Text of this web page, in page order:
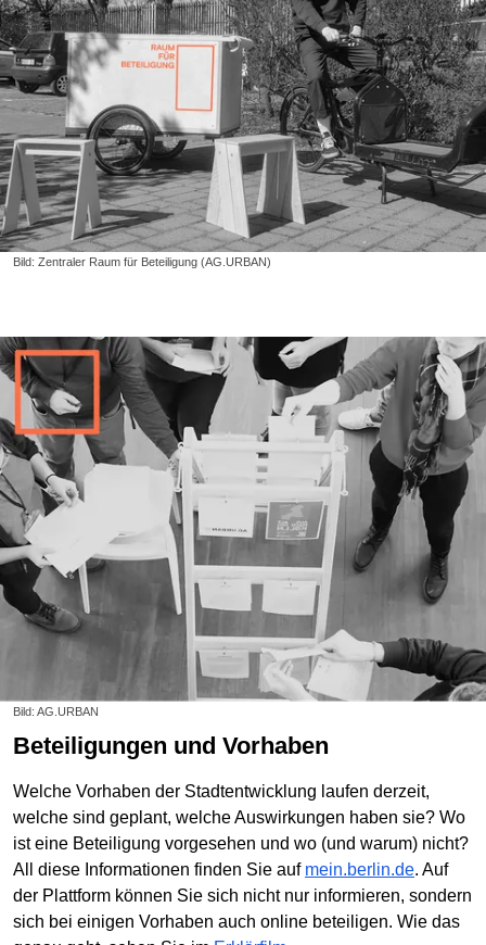
Bild: Zentraler Raum für Beteiligung (AG.URBAN)
Bild: AG.URBAN
Beteiligungen und Vorhaben
Welche Vorhaben der Stadtentwicklung laufen derzeit,
welche sind geplant, welche Auswirkungen haben sie? Wo
ist eine Beteiligung vorgesehen und wo (und warum) nicht?
All diese Informationen finden Sie auf mein.berlin.de. Auf
der Plattform können Sie sich nicht nur informieren, sondern
sich bei einigen Vorhaben auch online beteiligen. Wie das